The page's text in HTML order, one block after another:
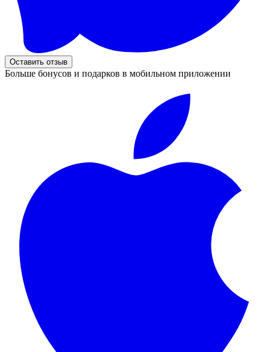
Оставить отзыв
Больше бонусов и подарков в мобильном приложении